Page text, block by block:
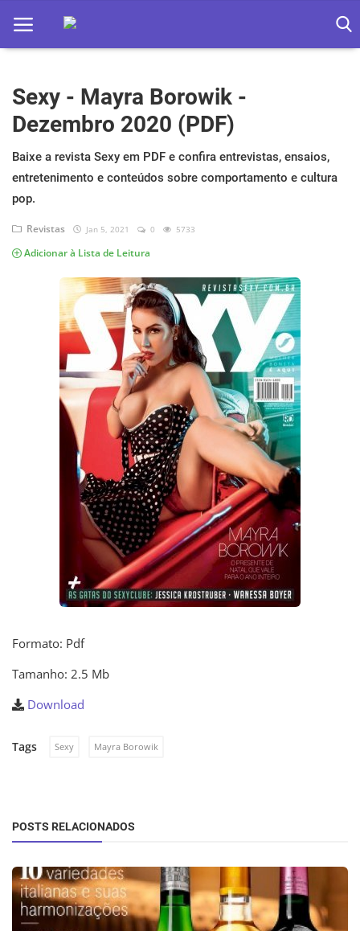
Home
Apps
Ebooks
Games
Web
Jogos hoje na TV
Sexy - Mayra Borowik -
Dezembro 2020 (PDF)
Baixe a revista Sexy em PDF e confira entrevistas, ensaios,
entretenimento e conteúdos sobre comportamento e cultura
pop.
Revistas Jan 5, 2021 0 5733
Adicionar à Lista de Leitura
Formato: Pdf
Tamanho: 2.5 Mb
Download
Tags Sexy Mayra Borowik
POSTS RELACIONADOS